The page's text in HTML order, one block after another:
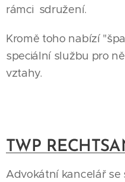
rámci sdružení.
Kromě toho nabízí
speciální službu pro
vztahy.
TWP
Advokátní kancelář se